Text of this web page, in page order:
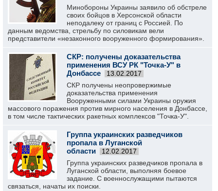
Минобороны Украины заявило об обстреле
своих бойцов в Херсонской области
неподалеку от границ с Россией. По
данным ведомства, стрельбу по силовикам вели
представители «незаконного вооруженного формирования».
СКР: получены доказательства
применения ВСУ РК "Точка-У" в
Донбассе
13.02.2017
СКР получены неопровержимые
доказательства применения
Вооруженными силами Украины оружия
массового поражения против мирного населения в Донбассе,
в том числе тактических ракетных комплексов "Точка-У".
Группа украинских разведчиков
пропала в Луганской
области
12.02.2017
Группа украинских разведчиков пропала в
Луганской области, выполняя боевое
задание. С военнослужащими пытаются
связаться, начаты их поиски.